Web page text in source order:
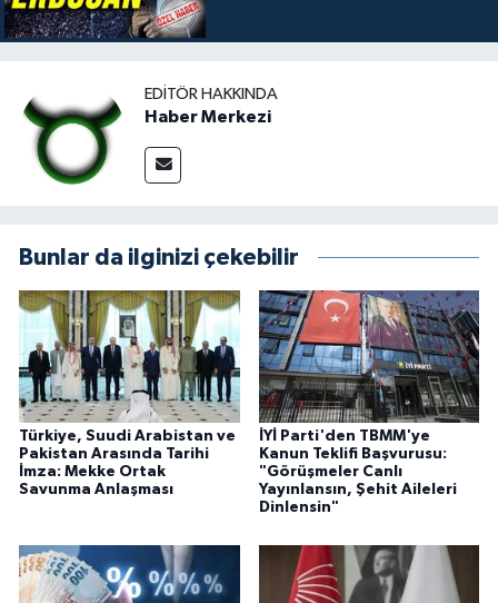
EDITÖR HAKKINDA
Haber Merkezi
Bunlar da ilginizi çekebilir
Türkiye, Suudi Arabistan ve
Pakistan Arasında Tarihi
İmza: Mekke Ortak
Savunma Anlaşması
İYİ Parti'den TBMM'ye
Kanun Teklifi Başvurusu:
"Görüşmeler Canlı
Yayınlansın, Şehit Aileleri
Dinlensin"